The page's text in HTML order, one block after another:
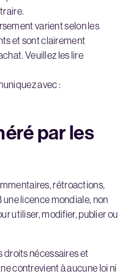
varient selon les
et sont clairement
Veuillez les lire
avec :
par les
rétroactions,
une licence mondiale, non
utiliser, modifier, publier ou
droits nécessaires et
contrevient à aucune loi ni